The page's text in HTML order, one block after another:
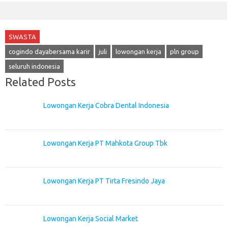
SWASTA
cogindo dayabersama karir juli lowongan kerja pln group
seluruh indonesia
Related Posts
Lowongan Kerja Cobra Dental Indonesia
Lowongan Kerja PT Mahkota Group Tbk
Lowongan Kerja PT Tirta Fresindo Jaya
Lowongan Kerja Social Market